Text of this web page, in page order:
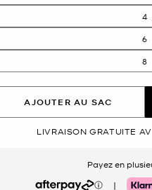
4
6
8
AJOUTER AU SAC
LIVRAISON GRATUITE
Payez en
|